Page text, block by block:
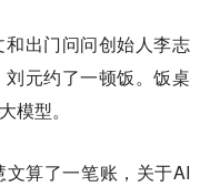
出门问问创始人李志
元约了一顿饭。饭桌
模型。
算了一笔账，关于AI